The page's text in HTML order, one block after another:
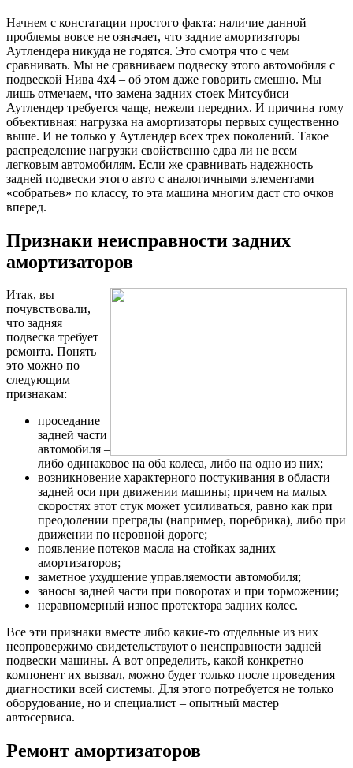
Начнем с констатации простого факта: наличие данной
проблемы вовсе не означает, что задние амортизаторы
Аутлендера никуда не годятся. Это смотря что с чем
сравнивать. Мы не сравниваем подвеску этого автомобиля с
подвеской Нива 4х4 – об этом даже говорить смешно. Мы
лишь отмечаем, что замена задних стоек Митсубиси
Аутлендер требуется чаще, нежели передних. И причина тому
объективная: нагрузка на амортизаторы первых существенно
выше. И не только у Аутлендер всех трех поколений. Такое
распределение нагрузки свойственно едва ли не всем
легковым автомобилям. Если же сравнивать надежность
задней подвески этого авто с аналогичными элементами
«собратьев» по классу, то эта машина многим даст сто очков
вперед.
Признаки неисправности задних
амортизаторов
Итак, вы
почувствовали,
что задняя
подвеска требует
ремонта. Понять
это можно по
следующим
признакам:
проседание
задней части
автомобиля –
либо одинаковое на оба колеса, либо на одно из них;
возникновение характерного постукивания в области
задней оси при движении машины; причем на малых
скоростях этот стук может усиливаться, равно как при
преодолении преграды (например, поребрика), либо при
движении по неровной дороге;
появление потеков масла на стойках задних
амортизаторов;
заметное ухудшение управляемости автомобиля;
заносы задней части при поворотах и при торможении;
неравномерный износ протектора задних колес.
Все эти признаки вместе либо какие-то отдельные из них
неопровержимо свидетельствуют о неисправности задней
подвески машины. А вот определить, какой конкретно
компонент их вызвал, можно будет только после проведения
диагностики всей системы. Для этого потребуется не только
оборудование, но и специалист – опытный мастер
автосервиса.
Ремонт амортизаторов